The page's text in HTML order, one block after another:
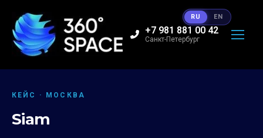
+7 981 881 00 42
Санкт-Петербург
КЕЙС · МОСКВА
Siam
RU EN